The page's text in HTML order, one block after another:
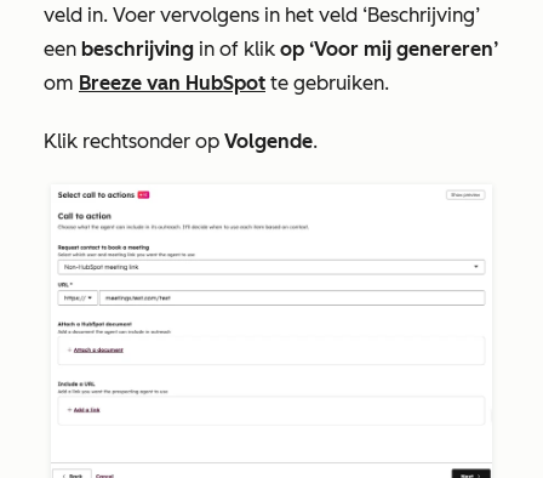
veld in. Voer vervolgens in het veld ‘Beschrijving’
een beschrijving in of klik op ‘Voor mij genereren’
om Breeze van HubSpot te gebruiken.
Klik rechtsonder op Volgende.